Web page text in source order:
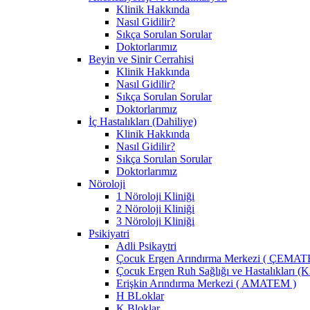
Klinik Hakkında
Nasıl Gidilir?
Sıkça Sorulan Sorular
Doktorlarımız
Beyin ve Sinir Cerrahisi
Klinik Hakkında
Nasıl Gidilir?
Sıkça Sorulan Sorular
Doktorlarımız
İç Hastalıkları (Dahiliye)
Klinik Hakkında
Nasıl Gidilir?
Sıkça Sorulan Sorular
Doktorlarımız
Nöroloji
1 Nöroloji Kliniği
2 Nöroloji Kliniği
3 Nöroloji Kliniği
Psikiyatri
Adli Psikaytri
Çocuk Ergen Arındırma Merkezi (
Çocuk Ergen Ruh Sağlığı ve Hastalıkları
Erişkin Arındırma Merkezi ( AMATEM )
H BLoklar